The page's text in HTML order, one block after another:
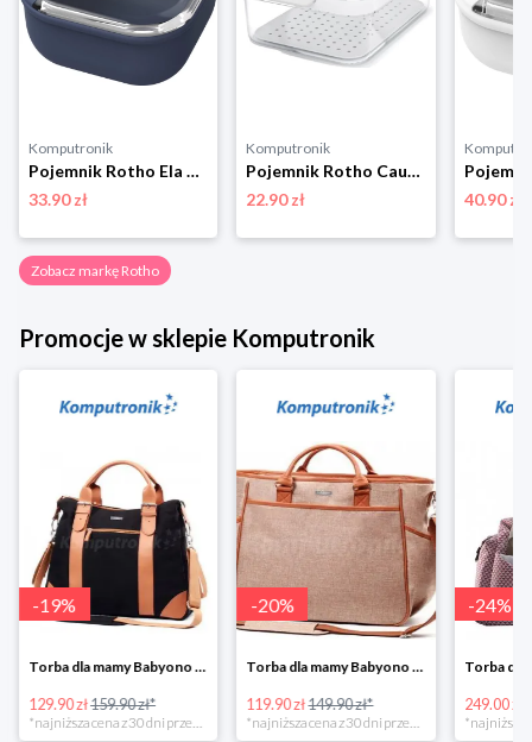
Komputronik
Pojemnik Rotho Ela 1l 1057206250 granatowy
33.90 zł
Komputronik
Pojemnik Rotho Cauma 1,2 L biały
22.90 zł
40.90 zł
Zobacz markę Rotho
Promocje w sklepie Komputronik
-19%
Torba dla mamy Babyono 1505/01 Comfort Icoinic 5/5
129.90 zł159.90 zł*
-20%
Torba dla mamy Babyono 1507/01 Comfort Chic w super cenie
119.90 zł149.90 zł*
-24%
249.00 zł